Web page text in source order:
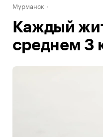
Мурманск
Каждый
среднем 3